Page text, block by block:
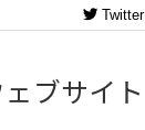
ェブサイト
Twitter